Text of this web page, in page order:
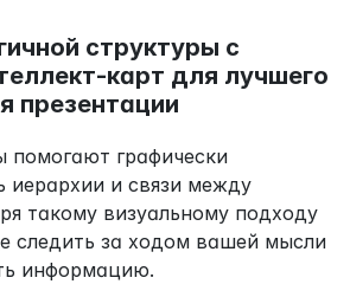
структуры с
карт для лучшего
презентации
помогают графически
иерархии и связи между
такому визуальному подходу
следить за ходом вашей мысли
информацию.